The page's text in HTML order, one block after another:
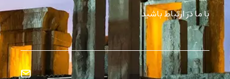
با ما در ارتباط باشید